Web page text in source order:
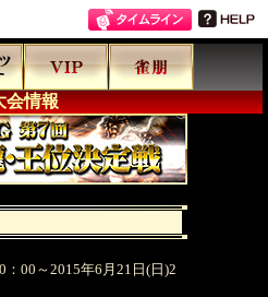
会情報
：00～2015年6月21日(日)2